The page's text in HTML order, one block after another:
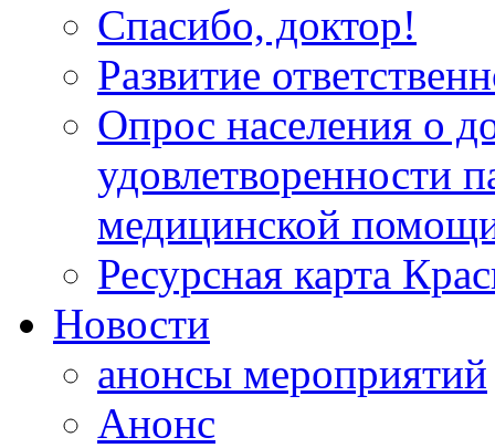
Спасибо, доктор!
Развитие
Опрос населения о
удовлетворенности
медицинской
Ресурсная карта
Новости
анонсы мероприятий
Анонс